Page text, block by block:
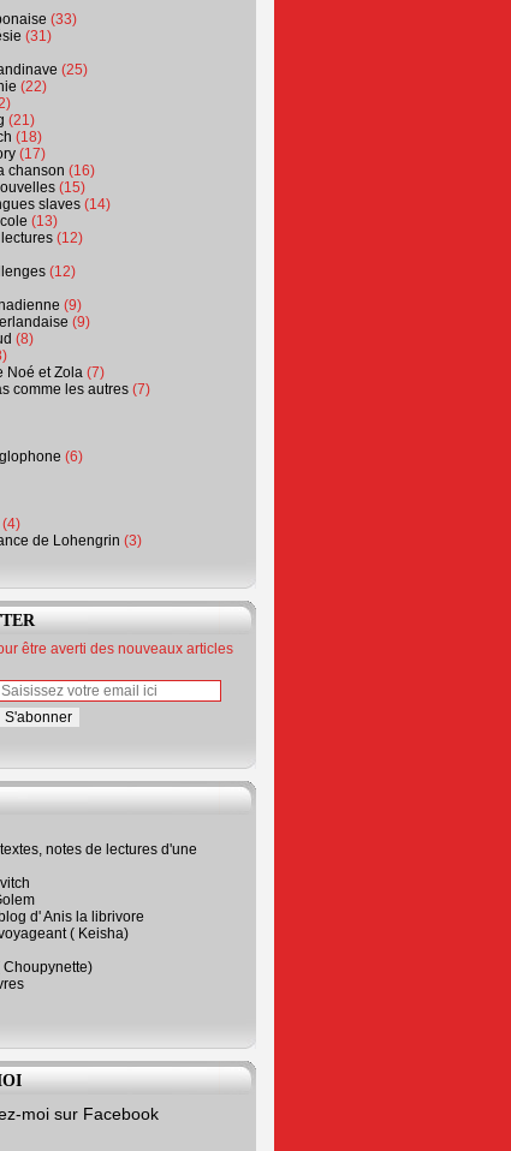
(33)
(31)
(25)
(22)
(21)
(18)
(17)
chanson (16)
(15)
slaves (14)
(13)
(12)
(12)
(9)
(9)
(8)
Noé et Zola (7)
comme les autres (7)
(6)
(4)
de Lohengrin (3)
être averti des nouveaux articles
notes de lectures d'une
d' Anis la librivore
( Keisha)
moi sur Facebook